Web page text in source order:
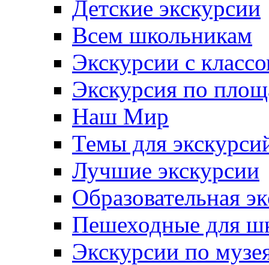
Детские экскурсии
Всем школьникам
Экскурсии c
Экскурсия по
Наш Мир
Темы для
Лучшие экскурсии
Образовательная
Пешеходные для
Экскурсии по